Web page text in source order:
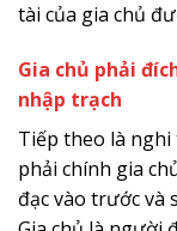
tài của gia chủ
Gia chủ phải
nhập trạch
Tiếp theo là
phải chính gia
đạc vào trước và